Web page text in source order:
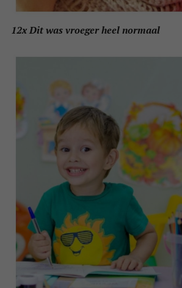
12x Dit was vroeger heel normaal